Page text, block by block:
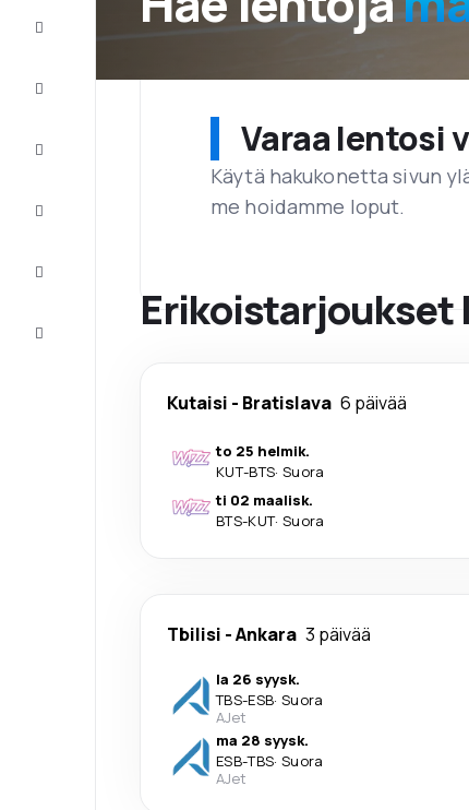
Varaa lentosi
Käytä hakukonetta sivun
me hoidamme loput.
Erikoistarjoukset
Kutaisi - Bratislava 6 päivää
to 25 helmik.
KUT-BTS· Suora
ti 02 maalisk.
BTS-KUT· Suora
Tbilisi -Ankara 3 päivää
la 26 syysk.
TBS-ESB· Suora
AJet
ma 28 syysk.
ESB-TBS· Suora
AJet